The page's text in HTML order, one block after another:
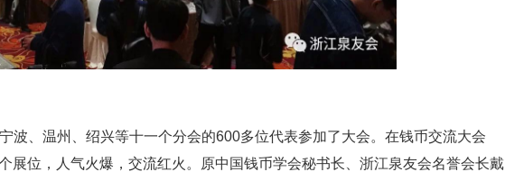
波、温州、绍兴等十一个分会的600多位代表参加了大会。在钱币交流大会
展位，人气火爆，交流红火。原中国钱币学会秘书长、浙江泉友会名誉会长戴